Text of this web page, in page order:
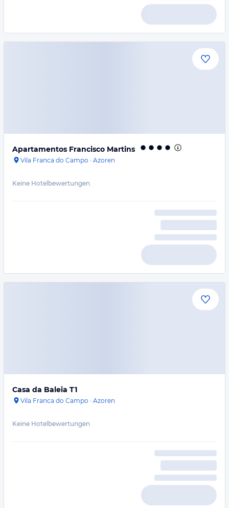
Apartamentos Francisco Martins
Vila Franca do Campo · Azoren
Keine Hotelbewertungen
Casa da Baleia T1
Vila Franca do Campo · Azoren
Keine Hotelbewertungen